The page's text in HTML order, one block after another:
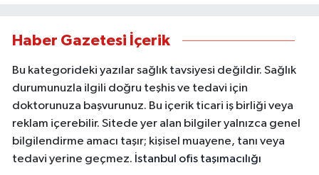
Haber Gazetesi İçerik
Bu kategorideki yazılar sağlık tavsiyesi değildir. Sağlık
durumunuzla ilgili doğru teşhis ve tedavi için
doktorunuza başvurunuz. Bu içerik ticari iş birliği veya
reklam içerebilir. Sitede yer alan bilgiler yalnızca genel
bilgilendirme amacı taşır; kişisel muayene, tanı veya
tedavi yerine geçmez. İstanbul ofis taşımacılığı